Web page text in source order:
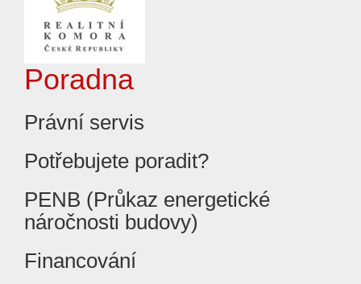
Poradna
Právní servis
Potřebujete poradit?
PENB (Průkaz energetické
náročnosti budovy)
Financování